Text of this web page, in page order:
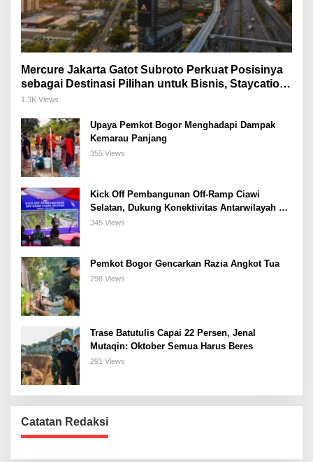
Mercure Jakarta Gatot Subroto Perkuat Posisinya
sebagai Destinasi Pilihan untuk Bisnis, Staycation,
Meeting, dan Kuliner di Jakarta Selatan
1.3K Views
Upaya Pemkot Bogor Menghadapi Dampak
Kemarau Panjang
355 Views
Kick Off Pembangunan Off-Ramp Ciawi
Selatan, Dukung Konektivitas Antarwilayah di
Bogor Selatan
345 Views
Pemkot Bogor Gencarkan Razia Angkot Tua
298 Views
Trase Batutulis Capai 22 Persen, Jenal
Mutaqin: Oktober Semua Harus Beres
291 Views
Catatan Redaksi